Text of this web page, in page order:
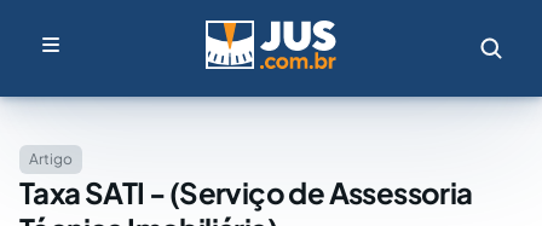
Artigo
Taxa SATI - (Serviço de Assessoria